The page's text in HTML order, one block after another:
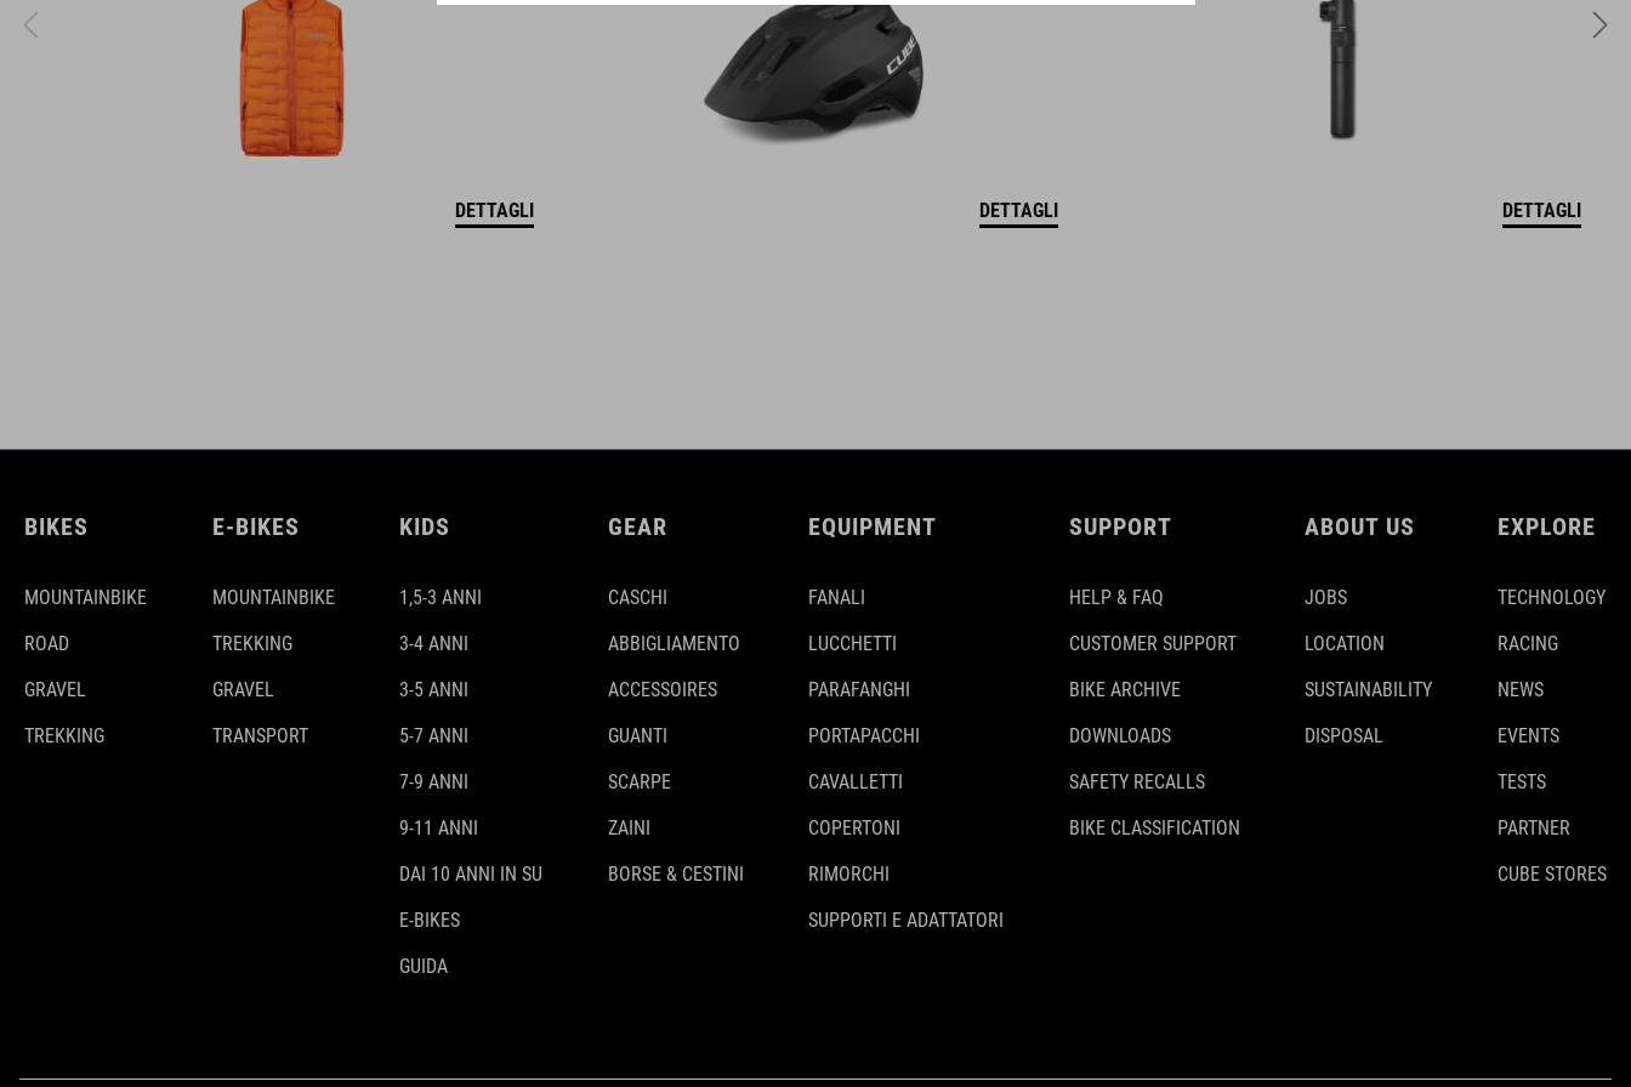
DETTAGLI DETTAGLI DETTAGLI
BIKES
MOUNTAINBIKE
ROAD
GRAVEL
TREKKING
E-BIKES
MOUNTAINBIKE
TREKKING
GRAVEL
TRANSPORT
KIDS
1,5-3 ANNI
3-4 ANNI
3-5 ANNI
5-7 ANNI
7-9 ANNI
9-11 ANNI
DAI 10 ANNI IN SU
E-BIKES
GUIDA
GEAR
CASCHI
ABBIGLIAMENTO
ACCESSOIRES
GUANTI
SCARPE
ZAINI
BORSE & CESTINI
EQUIPMENT
FANALI
LUCCHETTI
PARAFANGHI
PORTAPACCHI
CAVALLETTI
COPERTONI
RIMORCHI
SUPPORTI E ADATTATORI
SUPPORT
HELP & FAQ
CUSTOMER SUPPORT
BIKE ARCHIVE
DOWNLOADS
SAFETY RECALLS
BIKE CLASSIFICATION
ABOUT US
JOBS
LOCATION
SUSTAINABILITY
DISPOSAL
EXPLORE
TECHNOLOGY
RACING
NEWS
EVENTS
TESTS
PARTNER
CUBE STORES